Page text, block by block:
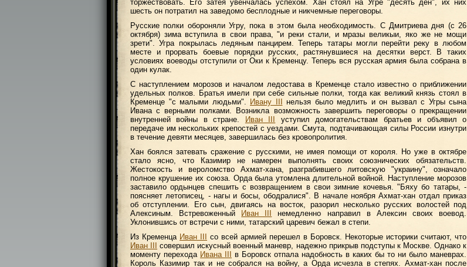
торжествовать. Его затея увенчалась успехом. Хан стоял на Угре "десять ден", их них
шесть он потратил на заведомо бесплодные и никчемные переговоры.
Русские полки обороняли Угру, пока в этом была необходимость. С Дмитриева дня (с 26
октября) зима вступила в свои права, "и реки стали, и мразы великыи, яко же не мощи
зрети". Угра покрылась ледяным панцирем. Теперь татары могли перейти реку в любом
месте и прорвать боевые порядки русских, растянувшиеся на десятки верст. В таких
условиях воеводы отступили от Оки к Кременцу. Теперь вся русская армия была собрана в
один кулак.
С наступлением морозов и началом ледостава в Кременце стало известно о приближении
удельных полков. Братья имели при себе сильные полки, тогда как великий князь стоял в
Кременце "с малыми людьми". Ивану III
нельзя было медлить и он вызвал с Угры сына
Ивана с верными полками. Возникла возможность завершить переговоры о прекращении
внутренней войны в стране.
Иван III
уступил домогательствам братьев и объявил о
передаче им нескольких крепостей с уездами. Смута, подтачивающая силы России изнутри
в течение девяти месяцев, завершилась без кровопролития.
Хан боялся затевать сражение с русскими, не имея помощи от короля. Но уже в октябре
стало ясно, что Казимир не намерен выполнять своих союзнических обязательств.
Жестокость и вероломство Ахмат-хана, разграбившего литовскую "украину", означало
полное крушение их союза. Орда была утомлена длительной войной. Наступление морозов
заставило ордынцев спешить с возвращением в свои зимние кочевья. "Бяху бо татары, -
поясняет летописец, - нагы и босы, ободралися". В начале ноября Ахмат-хан отдал приказ
об отступлении. Его сын, двигаясь на восток, разорил несколько русских волостей под
Алексиным. Встревоженный
Иван III
немедленно направил в Алексин своих воевод.
Уклонившись от встречи с ними, татарский царевич бежал в степи.
Из Кременца Иван III
со всей армией перешел в Боровск. Некоторые историки считают, что
Иван III
совершил искусный военный маневр, надежно прикрыв подступы к Москве. Однако к
моменту перехода Ивана III
в Боровск отпала надобность в каких бы то ни было маневрах.
Король Казимир так и не собрался на войну, а Орда исчезла в степях. Ахмат-хан после